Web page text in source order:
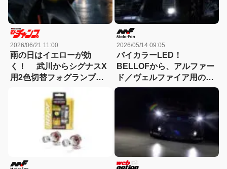
2026/06/21 11:00
雨の日はイエローが効
く！ 武川からシグナスX
用2色切替フォグランプ登
2026/05/14 09:05
バイカラーLED！
BELLOFから、アルファー
ド／ヴェルファイア用の純
正LEDフォグランプ交換ユ